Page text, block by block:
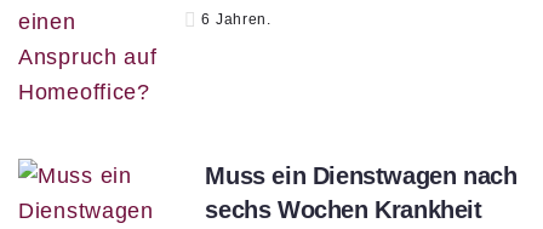
6 Jahren.
Muss ein Dienstwagen nach
sechs Wochen Krankheit